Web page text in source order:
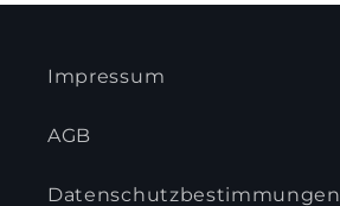
Impressum
AGB
Datenschutzbestimmungen